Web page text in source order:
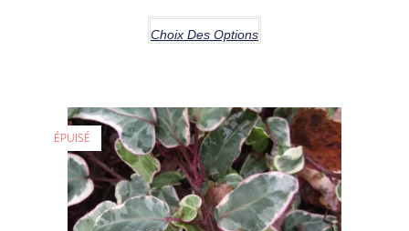
Choix Des Options
ÉPUISÉ